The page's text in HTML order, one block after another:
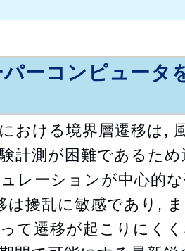
ーコンピュータ
おける境界層遷移は,
計測が困難であるた
レーションが中心的
は擾乱に敏感であり,
て遷移が起こりにく